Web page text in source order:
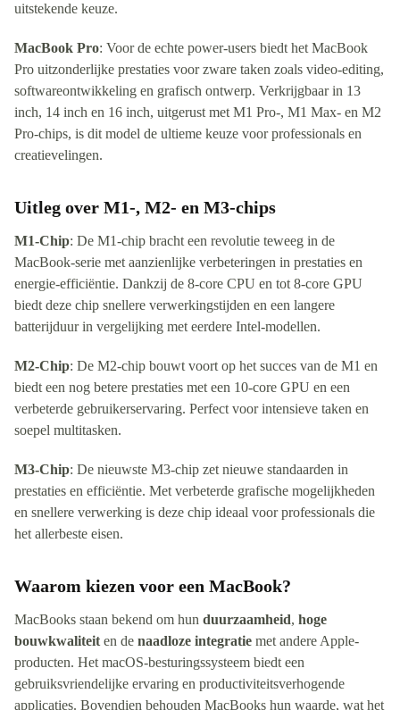
uitstekende keuze.
MacBook Pro: Voor de echte power-users biedt het MacBook
Pro uitzonderlijke prestaties voor zware taken zoals video-editing,
softwareontwikkeling en grafisch ontwerp. Verkrijgbaar in 13
inch, 14 inch en 16 inch, uitgerust met M1 Pro-, M1 Max- en M2
Pro-chips, is dit model de ultieme keuze voor professionals en
creatievelingen.
Uitleg over M1-, M2- en M3-chips
M1-Chip: De M1-chip bracht een revolutie teweeg in de
MacBook-serie met aanzienlijke verbeteringen in prestaties en
energie-efficiëntie. Dankzij de 8-core CPU en tot 8-core GPU
biedt deze chip snellere verwerkingstijden en een langere
batterijduur in vergelijking met eerdere Intel-modellen.
M2-Chip: De M2-chip bouwt voort op het succes van de M1 en
biedt een nog betere prestaties met een 10-core GPU en een
verbeterde gebruikerservaring. Perfect voor intensieve taken en
soepel multitasken.
M3-Chip: De nieuwste M3-chip zet nieuwe standaarden in
prestaties en efficiëntie. Met verbeterde grafische mogelijkheden
en snellere verwerking is deze chip ideaal voor professionals die
het allerbeste eisen.
Waarom kiezen voor een MacBook?
MacBooks staan bekend om hun duurzaamheid, hoge
bouwkwaliteiten de naadloze integratie met andere Apple-
producten. Het macOS-besturingssysteem biedt een
gebruiksvriendelijke ervaring en productiviteitsverhogende
applicaties. Bovendien behouden MacBooks hun waarde, wat het